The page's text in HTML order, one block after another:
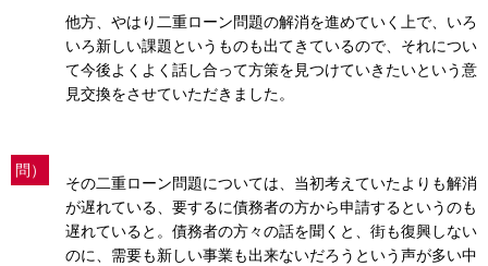
他方、やはり二重ローン問題の解消を進めていく上で、いろ
いろ新しい課題というものも出てきているので、それについ
て今後よくよく話し合って方策を見つけていきたいという意
見交換をさせていただきました。
問）
その二重ローン問題については、当初考えていたよりも解消
が遅れている、要するに債務者の方から申請するというのも
遅れていると。債務者の方々の話を聞くと、街も復興しない
のに、需要も新しい事業も出来ないだろうという声が多い中